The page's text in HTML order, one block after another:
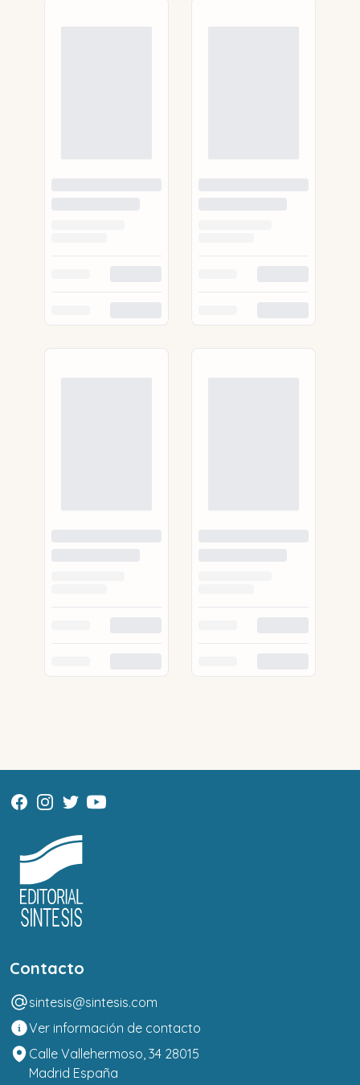
Contacto
sintesis@sintesis.com
Ver información de contacto
Calle Vallehermoso, 34 28015
Madrid España